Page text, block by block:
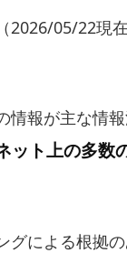
05/22現在
情報が主な情
ット上の多数
グによる根拠